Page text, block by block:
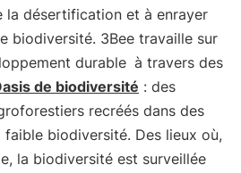
désertification et à enrayer
biodiversité. 3Bee travaille sur
durable à travers des
de biodiversité : des
recréés dans des
biodiversité. Des lieux où,
la biodiversité est surveillée